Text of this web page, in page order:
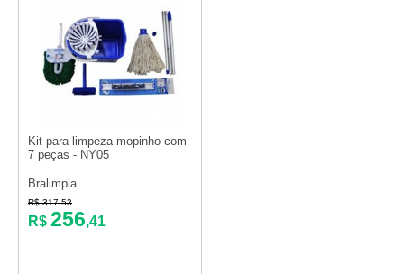
Kit para limpeza mopinho com
7 peças - NY05
Bralimpia
R$ 317,53
R$ 256,41